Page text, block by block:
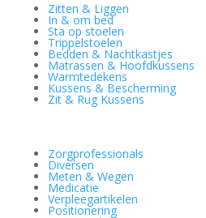
Zitten & Liggen
In & om bed
Sta op stoelen
Trippelstoelen
Bedden & Nachtkastjes
Matrassen & Hoofdkussens
Warmtedekens
Kussens & Bescherming
Zit & Rug Kussens
Zorgprofessionals
Diversen
Meten & Wegen
Medicatie
Verpleegartikelen
Positionering